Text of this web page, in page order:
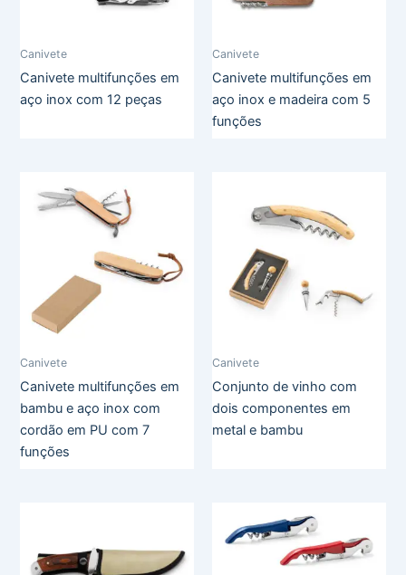
Canivete
Canivete multifunções em
aço inox com 12 peças
Canivete
Canivete multifunções em
aço inox e madeira com 5
funções
Canivete
Canivete multifunções em
bambu e aço inox com
cordão em PU com 7
funções
Canivete
Conjunto de vinho com
dois componentes em
metal e bambu